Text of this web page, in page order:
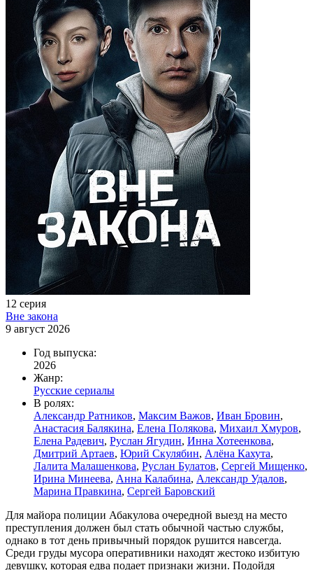
12 серия
Вне закона
9 август 2026
Год выпуска:
2026
Жанр:
Русские сериалы
В ролях:
Александр Ратников, Максим Важов, Иван Бровин,
Анастасия Балякина, Елена Полякова, Михаил Хмуров,
Елена Радевич, Руслан Ягудин, Инна Хотеенкова,
Дмитрий Артаев, Юрий Скулябин, Алёна Кахута,
Лалита Малашенкова, Руслан Булатов, Сергей Мищенко,
Ирина Минеева, Анна Калабина, Александр Удалов,
Марина Правкина, Сергей Баровский
Для майора полиции Абакулова очередной выезд на место
преступления должен был стать обычной частью службы,
однако в тот день привычный порядок рушится навсегда.
Среди груды мусора оперативники находят жестоко избитую
девушку, которая едва подает признаки жизни. Подойдя